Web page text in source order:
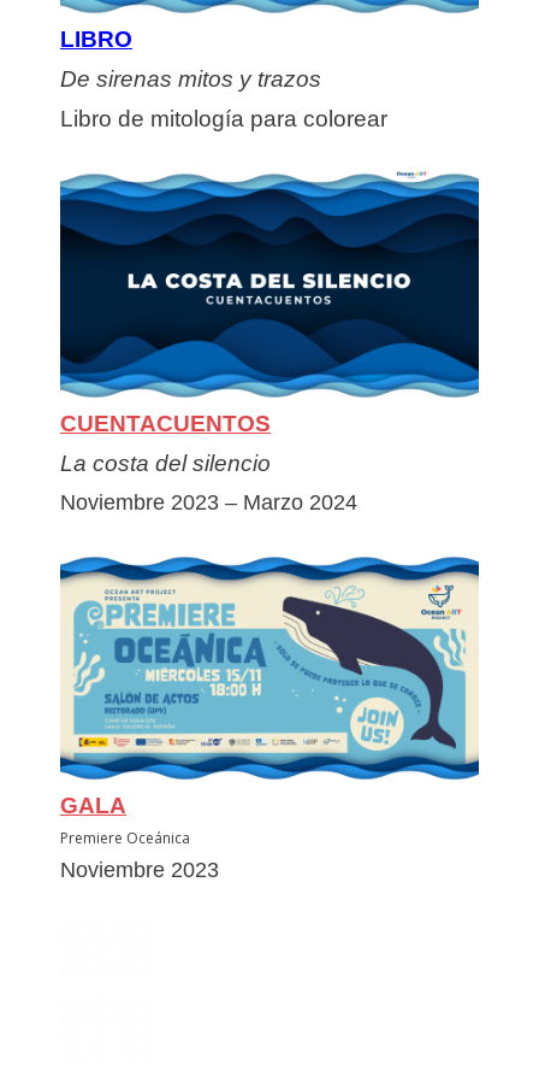
LIBRO
De sirenas mitos y trazos
Libro de mitología para colorear
CUENTACUENTOS
La costa del silencio
Noviembre 2023 – Marzo 2024
GALA
Premiere Oceánica
Noviembre 2023